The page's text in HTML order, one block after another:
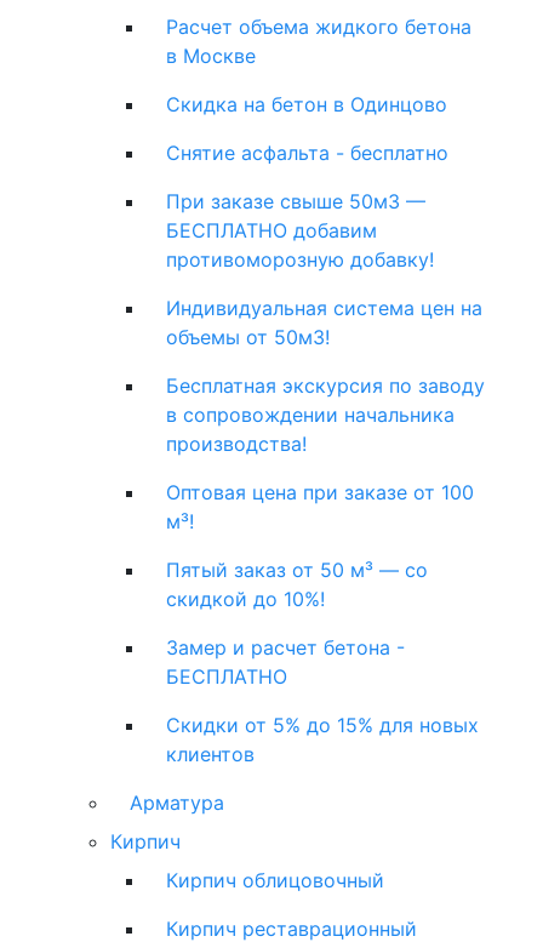
Расчет объема жидкого бетона
в Москве
Скидка на бетон в Одинцово
Снятие асфальта - бесплатно
При заказе свыше 50м3 —
БЕСПЛАТНО добавим
противоморозную добавку!
Индивидуальная система цен на
объемы от 50м3!
Бесплатная экскурсия по заводу
в сопровождении начальника
производства!
Оптовая цена при заказе от 100
м³!
Пятый заказ от 50 м³ — со
скидкой до 10%!
Замер и расчет бетона -
БЕСПЛАТНО
Скидки от 5% до 15% для новых
клиентов
Арматура
Кирпич
Кирпич облицовочный
Кирпич реставрационный